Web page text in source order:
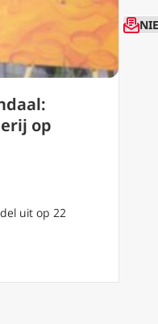
op
uit op 22
schandaal: Vaticaan